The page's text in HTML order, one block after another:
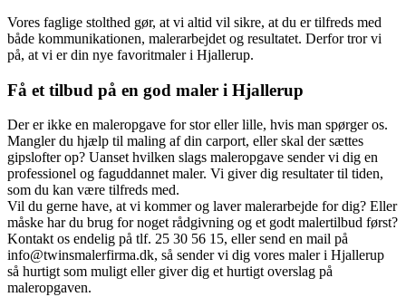
Vores faglige stolthed gør, at vi altid vil sikre, at du er tilfreds med
både kommunikationen, malerarbejdet og resultatet. Derfor tror vi
på, at vi er din nye favoritmaler i Hjallerup.
Få et tilbud på en god maler i Hjallerup
Der er ikke en maleropgave for stor eller lille, hvis man spørger os.
Mangler du hjælp til maling af din carport, eller skal der sættes
gipslofter op? Uanset hvilken slags maleropgave sender vi dig en
professionel og faguddannet maler. Vi giver dig resultater til tiden,
som du kan være tilfreds med.
Vil du gerne have, at vi kommer og laver malerarbejde for dig? Eller
måske har du brug for noget rådgivning og et godt malertilbud først?
Kontakt os endelig på tlf. 25 30 56 15, eller send en mail på
info@twinsmalerfirma.dk, så sender vi dig vores maler i Hjallerup
så hurtigt som muligt eller giver dig et hurtigt overslag på
maleropgaven.